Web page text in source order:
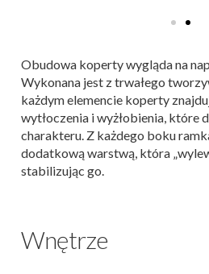
Obudowa koperty wygląda na
Wykonana jest z trwałego
każdym elemencie koperty
wytłoczenia i wyżłobienia, które
charakteru. Z każdego boku
dodatkową warstwą, która
stabilizując go.
Wnętrze